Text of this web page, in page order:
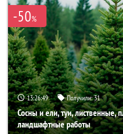
-50%
13:26:47 Получили:31
Сосны и ели, туи, лиственные,
ландшафтные работы